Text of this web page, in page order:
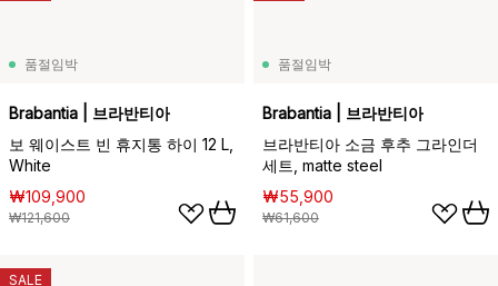
품절임박
Brabantia | 브라반티아
보 웨이스트 빈 휴지통 하이 12 L,
White
₩109,900
₩121,600
품절임박
Brabantia | 브라반티아
브라반티아 소금 후추 그라인더
세트, matte steel
₩55,900
₩61,600
SALE